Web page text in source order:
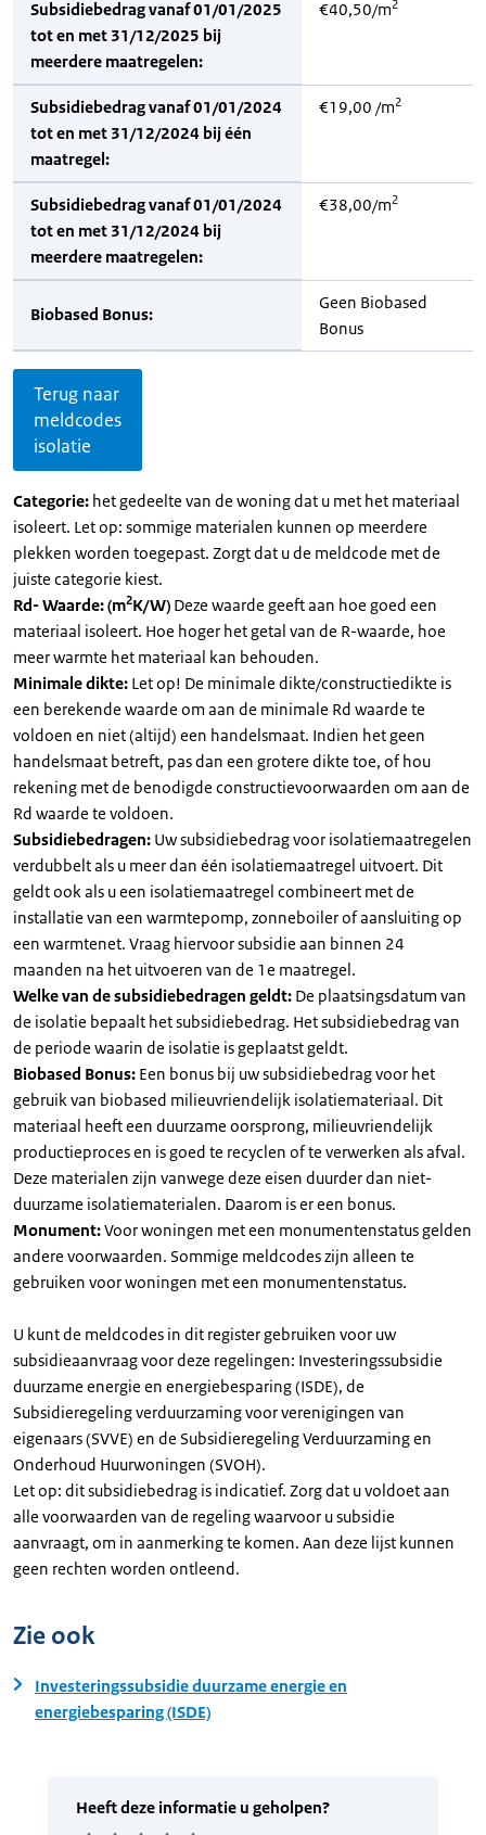
Subsidiebedrag vanaf 01/01/2025
tot en met 31/12/2025 bij
meerdere maatregelen:
€40,50/m2
Subsidiebedrag vanaf 01/01/2024
tot en met 31/12/2024 bij één
maatregel:
€19,00 /m2
Subsidiebedrag vanaf 01/01/2024
tot en met 31/12/2024 bij
meerdere maatregelen:
€38,00/m2
Biobased Bonus:
Geen Biobased
Bonus
Terug naar
meldcodes
isolatie
Categorie: het gedeelte van de woning dat u met het materiaal
isoleert. Let op: sommige materialen kunnen op meerdere
plekken worden toegepast. Zorgt dat u de meldcode met de
juiste categorie kiest.
Rd- Waarde: (m2K/W) Deze waarde geeft aan hoe goed een
materiaal isoleert. Hoe hoger het getal van de R-waarde, hoe
meer warmte het materiaal kan behouden.
Minimale dikte: Let op! De minimale dikte/constructiedikte is
een berekende waarde om aan de minimale Rd waarde te
voldoen en niet (altijd) een handelsmaat. Indien het geen
handelsmaat betreft, pas dan een grotere dikte toe, of hou
rekening met de benodigde constructievoorwaarden om aan de
Rd waarde te voldoen.
Subsidiebedragen: Uw subsidiebedrag voor isolatiemaatregelen
verdubbelt als u meer dan één isolatiemaatregel uitvoert. Dit
geldt ook als u een isolatiemaatregel combineert met de
installatie van een warmtepomp, zonneboiler of aansluiting op
een warmtenet. Vraag hiervoor subsidie aan binnen 24
maanden na het uitvoeren van de 1e maatregel.
Welke van de subsidiebedragen geldt: De plaatsingsdatum van
de isolatie bepaalt het subsidiebedrag. Het subsidiebedrag van
de periode waarin de isolatie is geplaatst geldt.
Biobased Bonus: Een bonus bij uw subsidiebedrag voor het
gebruik van biobased milieuvriendelijk isolatiemateriaal. Dit
materiaal heeft een duurzame oorsprong, milieuvriendelijk
productieproces en is goed te recyclen of te verwerken als afval.
Deze materialen zijn vanwege deze eisen duurder dan niet-
duurzame isolatiematerialen. Daarom is er een bonus.
Monument:Voor woningen met een monumentenstatus gelden
andere voorwaarden. Sommige meldcodes zijn alleen te
gebruiken voor woningen met een monumentenstatus.
U kunt de meldcodes in dit register gebruiken voor uw
subsidieaanvraag voor deze regelingen: Investeringssubsidie
duurzame energie en energiebesparing (ISDE), de
Subsidieregeling verduurzaming voor verenigingen van
eigenaars (SVVE) en de Subsidieregeling Verduurzaming en
Onderhoud Huurwoningen (SVOH).
Let op: dit subsidiebedrag is indicatief. Zorg dat u voldoet aan
alle voorwaarden van de regeling waarvoor u subsidie
aanvraagt, om in aanmerking te komen. Aan deze lijst kunnen
geen rechten worden ontleend.
Zie ook
Investeringssubsidie duurzame energie en
energiebesparing (ISDE)